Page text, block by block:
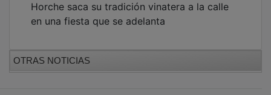
Horche saca su tradición vinatera a la calle
en una fiesta que se adelanta
OTRAS NOTICIAS